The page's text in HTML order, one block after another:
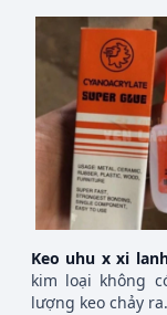
Keo uhu x xi
kim loại không
lượng keo chảy ra.